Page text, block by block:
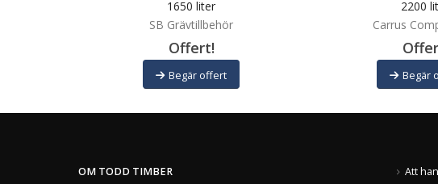
1650 liter
SB Grävtillbehör
Offert!
Begär offert
2200
Carrus
Begär
OM TODD TIMBER Att